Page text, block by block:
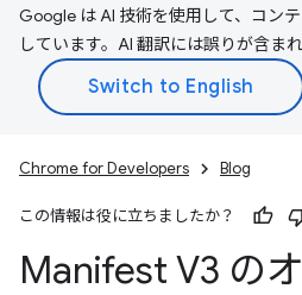
Google は AI 技術を使用して、コン
しています。AI 翻訳には誤りが含ま
Chrome for Developers Blog
この情報は役に立ちましたか？
Manifest V3 の